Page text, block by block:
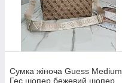
Сумка жіноча Guess Medium
Гес шопер бежевий шопер